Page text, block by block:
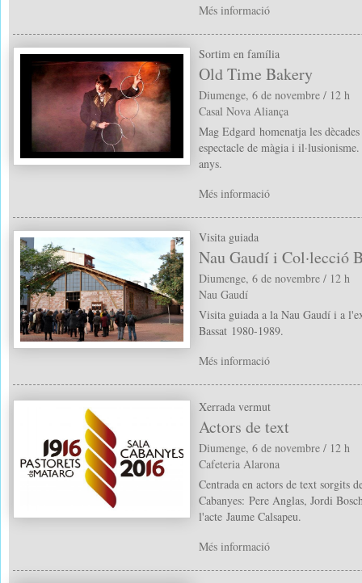
Més informació
Sortim en família
Old Time Bakery
Diumenge, 6 de novembre / 12 h
Casal Nova Aliança
Mag Edgard homenatja les
espectacle de màgia i
anys.
Més informació
Visita guiada
Nau Gaudí i Col·lecció
Diumenge, 6 de novembre / 12 h
Nau Gaudí
Visita guiada a la Nau Gaudí i a
Bassat 1980-1989.
Més informació
Xerrada vermut
Actors de text
Diumenge, 6 de novembre / 12 h
Cafeteria Alarona
Centrada en actors de text sorgits
Cabanyes: Pere Anglas, Jordi
l'acte Jaume Calsapeu.
Més informació